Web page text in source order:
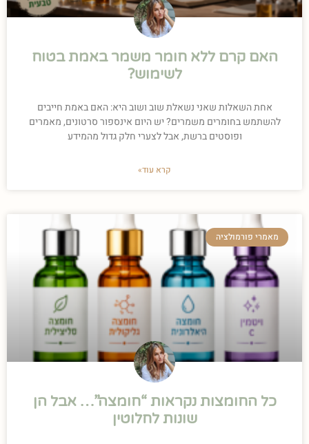
האם קרם ללא חומר משמר באמת בטוח
לשימוש?
אחת השאלות שאני נשאלת שוב ושוב היא: האם באמת חייבים
להשתמש בחומרים משמרים? יש היום אינספור סרטונים, מאמרים
ופוסטים ברשת, אבל לצערי חלק גדול מהמידע
קרא עוד»
מאמרי פורמולציה
כל החומצות נקראות “חומצה”… אבל הן
שונות לחלוטין